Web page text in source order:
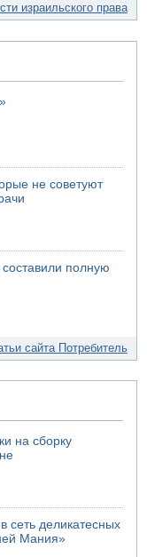
израильского права
не советуют
полную
сайта Потребитель
на сборку
сеть деликатесных
Мания»